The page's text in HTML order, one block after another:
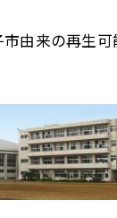
由来の再生可